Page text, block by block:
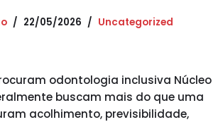
22/05/2026 Uncategorized
odontologia inclusiva Núcleo
buscam mais do que uma
acolhimento, previsibilidade,